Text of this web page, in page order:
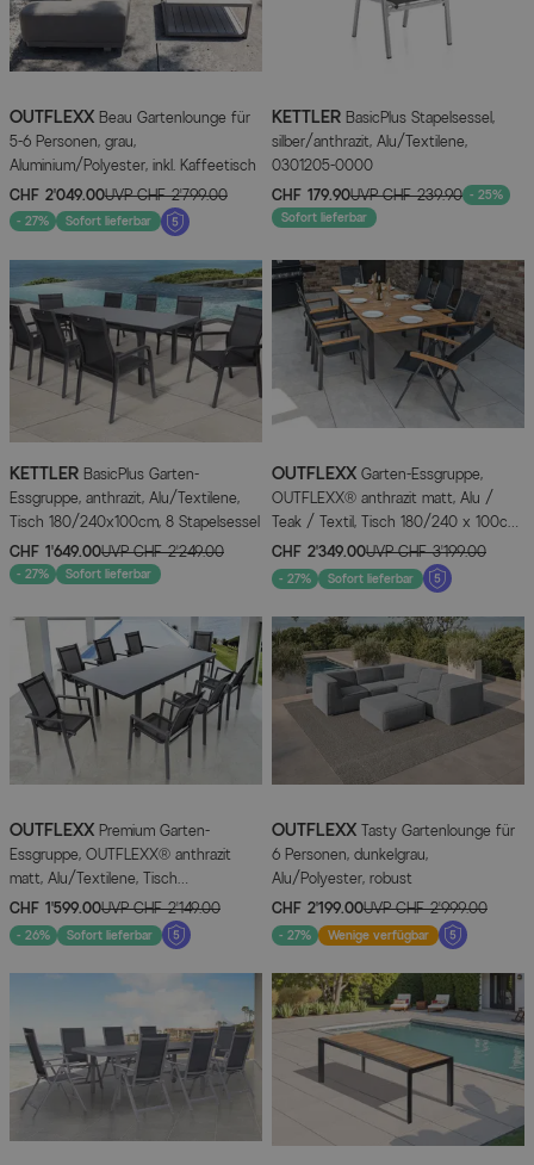
OUTFLEXX Beau Gartenlounge für
5-6 Personen, grau,
Aluminium/Polyester, inkl. Kaffeetisch
CHF 2’049.00UVPCHF 2’799.00
- 27% Sofort lieferbar
KETTLER BasicPlus Stapelsessel,
silber/anthrazit, Alu/Textilene,
0301205-0000
CHF 179.90UVPCHF 239.90 - 25%
Sofort lieferbar
KETTLER BasicPlus Garten-
Essgruppe, anthrazit, Alu/Textilene,
Tisch 180/240x100cm, 8 Stapelsessel
CHF 1’649.00UVPCHF 2’249.00
- 27% Sofort lieferbar
OUTFLEXX Garten-Essgruppe,
OUTFLEXX® anthrazit matt, Alu /
Teak / Textil, Tisch 180/240 x 100cm,
6 Stapelsessel, 2 Klappstühle
CHF 2’349.00UVPCHF 3’199.00
- 27% Sofort lieferbar
OUTFLEXX Premium Garten-
Essgruppe, OUTFLEXX® anthrazit
matt, Alu/Textilene, Tisch
180/240x100cm, 8 Stapelsessel
CHF 1’599.00UVPCHF 2’149.00
- 26% Sofort lieferbar
OUTFLEXX Tasty Gartenlounge für
6 Personen, dunkelgrau,
Alu/Polyester, robust
CHF 2’199.00UVPCHF 2’999.00
- 27% Wenige verfügbar